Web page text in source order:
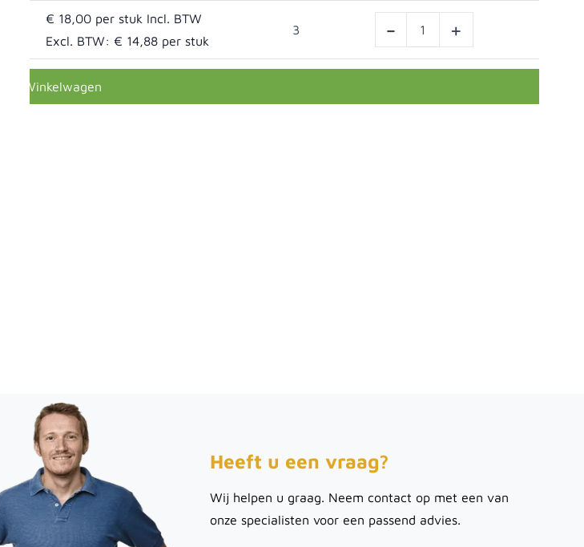
€ 18,00
Excl. BTW: € 14,88
3 - +
In Winkelwagen
Heeft u een vraag?
Wij helpen u graag. Neem contact op met een van
onze specialisten voor een passend advies.